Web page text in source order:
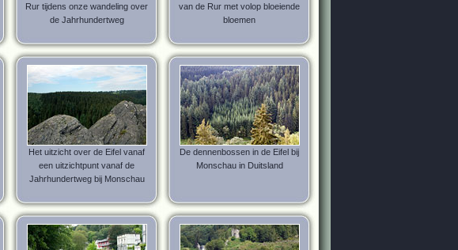
Rur tijdens onze wandeling over
de Jahrhundertweg
van de Rur met volop bloeiende
bloemen
Het uitzicht over de Eifel vanaf
een uitzichtpunt vanaf de
Jahrhundertweg bij Monschau
De dennenbossen in de Eifel bij
Monschau in Duitsland